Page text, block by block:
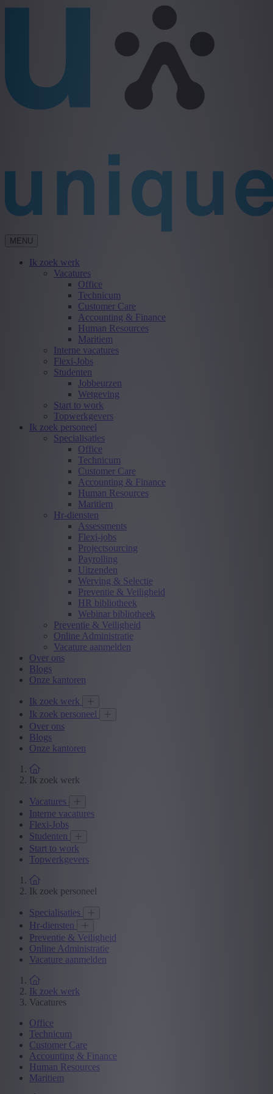
MENU
Ik zoek werk
Vacatures
Office
Technicum
Customer Care
Accounting & Finance
Human Resources
Maritiem
Interne vacatures
Flexi-Jobs
Studenten
Jobbeurzen
Wetgeving
Start to work
Topwerkgevers
Ik zoek personeel
Specialisaties
Office
Technicum
Customer Care
Accounting & Finance
Human Resources
Maritiem
Hr-diensten
Assessments
Flexi-jobs
Projectsourcing
Payrolling
Uitzenden
Werving & Selectie
Preventie & Veiligheid
HR bibliotheek
Webinar bibliotheek
Preventie & Veiligheid
Online Administratie
Vacature aanmelden
Over ons
Blogs
Onze kantoren
Ik zoek werk
Ik zoek personeel
Over ons
Blogs
Onze kantoren
Ik zoek werk
Vacatures
Interne vacatures
Flexi-Jobs
Studenten
Start to work
Topwerkgevers
Ik zoek personeel
Specialisaties
Hr-diensten
Preventie & Veiligheid
Online Administratie
Vacature aanmelden
Ik zoek werk
Vacatures
Office
Technicum
Customer Care
Accounting & Finance
Human Resources
Maritiem